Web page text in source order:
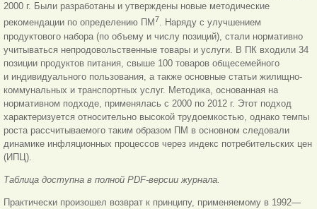
2000 г. Были разработаны и утверждены новые методические
рекомендации по определению ПМ7. Наряду с улучшением
продуктового набора (по объему и числу позиций), стали нормативно
учитываться непродовольственные товары и услуги. В ПК входили 34
позиции продуктов питания, свыше 100 товаров общесемейного
и индивидуального пользования, а также основные статьи жилищно-
коммунальных и транспортных услуг. Методика, основанная на
нормативном подходе, применялась с 2000 по 2012 г. Этот подход
характеризуется относительно высокой трудоемкостью, однако темпы
роста рассчитываемого таким образом ПМ в основном следовали
динамике инфляционных процессов через индекс потребительских цен
(ИПЦ).
Таблица доступна в полной PDF-версии журнала.
Практически произошел возврат к принципу, применяемому в 1992—